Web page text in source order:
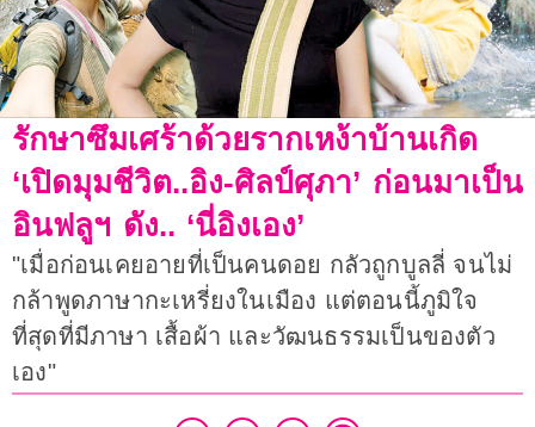
รักษาซึมเศร้าด้วยรากเหง้าบ้านเกิด
‘เปิดมุมชีวิต..อิง-ศิลป์ศุภา’ ก่อนมาเป็น
อินฟลูฯ ดัง.. ‘นี่อิงเอง’
"เมื่อก่อนเคยอายที่เป็นคนดอย กลัวถูกบูลลี่ จนไม่
กล้าพูดภาษากะเหรี่ยงในเมือง แต่ตอนนี้ภูมิใจ
ที่สุดที่มีภาษา เสื้อผ้า และวัฒนธรรมเป็นของตัว
เอง"